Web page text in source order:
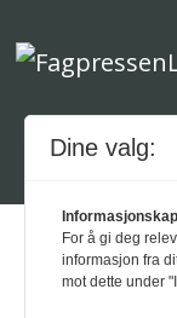
Dine valg:
For å gi deg
informasjon fra
mot dette under